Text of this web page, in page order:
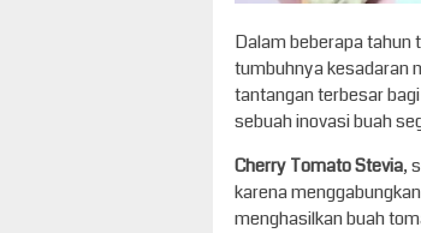
Dalam beberapa tahun
tumbuhnya kesadaran
tantangan terbesar
sebuah inovasi buah
Cherry Tomato Stevia,
karena menggabungkan
menghasilkan buah